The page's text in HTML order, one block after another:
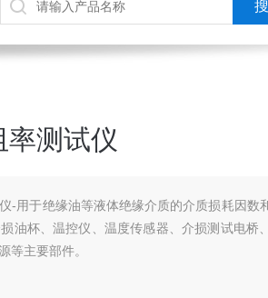
率测试仪
-用于绝缘油等液体绝缘介质的介质损耗因数
油杯、温控仪、温度传感器、介损测试电桥
等主要部件。